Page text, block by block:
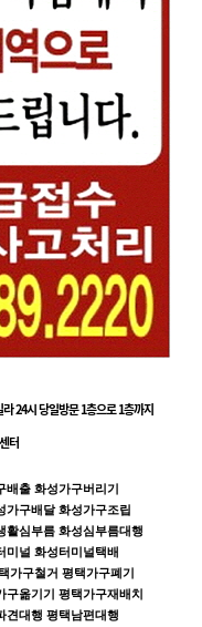
24시 당일방문 1층으로 1층까지
터
배출 화성가구버리기
가구배달화성가구조립
활심부름 화성심부름대행
미널 화성터미널택배
가구철거 평택가구폐기
구옮기기 평택가구재배치
견대행 평택남편대행